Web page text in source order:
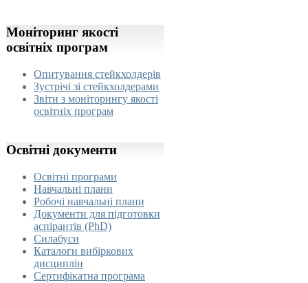
Моніторинг якості
освітніх програм
Опитування стейкхолдерів
Зустрічі зі стейкхолдерами
Звіти з моніторингу якості
освітніх програм
Освітні документи
Освітні програми
Навчальні плани
Робочі навчальні плани
Документи для підготовки
аспірантів (PhD)
Силабуси
Каталоги вибіркових
дисциплін
Сертифікатна програма